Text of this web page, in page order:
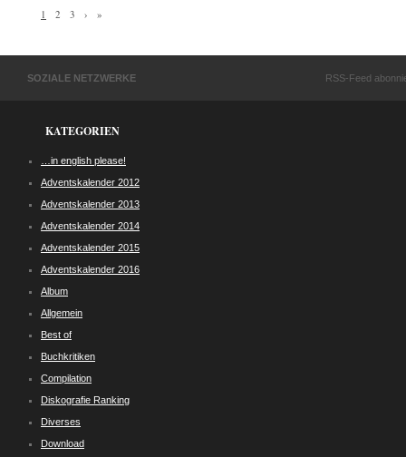
1 2 3 › »
SOZIALE NETZWERKE RSS-Feed
KATEGORIEN
…in english please!
Adventskalender 2012
Adventskalender 2013
Adventskalender 2014
Adventskalender 2015
Adventskalender 2016
Album
Allgemein
Best of
Buchkritiken
Compilation
Diskografie Ranking
Diverses
Download